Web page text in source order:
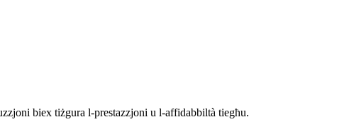
biex tiżgura l-prestazzjoni u l-affidabbiltà tiegħu.